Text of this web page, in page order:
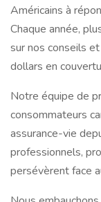
Américains à
Chaque année,
sur nos conseils
dollars en
Notre équipe de
consommateurs
assurance-vie
professionnels,
persévèrent face